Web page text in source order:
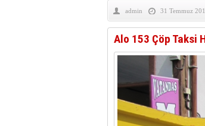
admin 31 Temmuz
Alo 153 Çöp Taksi